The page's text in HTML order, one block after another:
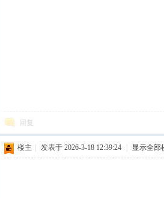
回复
楼主 发表于 2026-3-18 12:39:24 显示全部